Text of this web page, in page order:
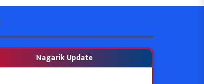
Nagarik Update